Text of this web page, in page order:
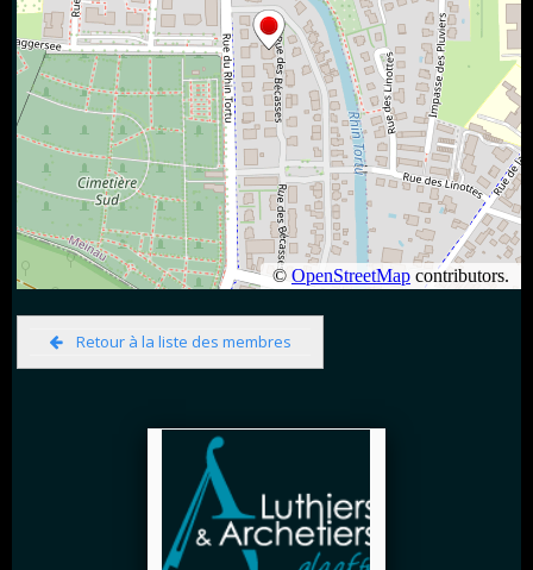
Retour à la liste des membres